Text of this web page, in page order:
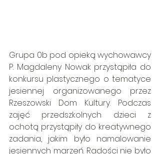
Grupa 0b pod opieką wychowawcy
P. Magdaleny Nowak przystąpiła do
konkursu plastycznego o tematyce
jesiennej organizowanego przez
Rzeszowski Dom Kultury. Podczas
zajęć przedszkolnych dzieci z
ochotą przystąpiły do kreatywnego
zadania, jakim było namalowanie
jesiennych marzeń. Radości nie było